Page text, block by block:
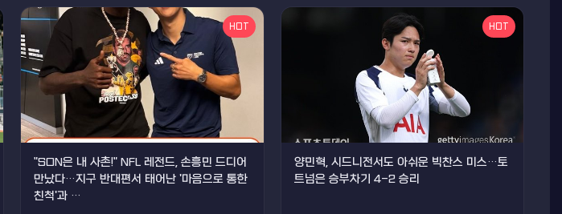
HOT
"SON은 내 사촌!" NFL 레전드, 손흥민 드디어
만났다…지구 반대편서 태어난 '마음으로 통한
친척'과 …
HOT
양민혁, 시드니전서도 아쉬운 빅찬스 미스…토
트넘은 승부차기 4-2 승리